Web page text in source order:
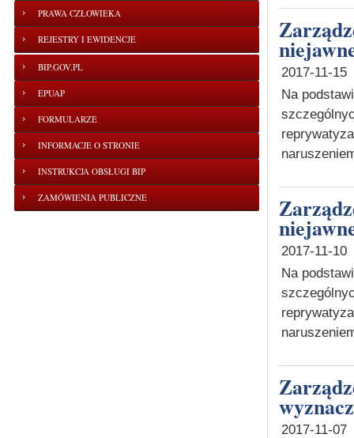
PRAWA CZŁOWIEKA
REJESTRY I EWIDENCJE
BIP.GOV.PL
EPUAP
FORMULARZE
INFORMACJE O STRONIE
INSTRUKCJA OBSŁUGI BIP
ZAMÓWIENIA PUBLICZNE
Zarządzenie o wyznaczeniu terminu posiedzenia
2017-11-15
Na
Zarządzenie o wyznaczeniu terminu posiedzenia
2017-11-10
Na
Zarządzenie o odwołaniu posiedzenia niejawnego
2017-11-07